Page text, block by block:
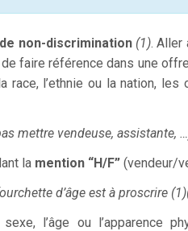
de non-discrimination (1). Aller
faire référence dans une
race, l’ethnie ou la nation,
mettre vendeuse, assistante,
la mention “H/F” (vendeur/
d’âge est à proscrire
l’âge ou l’apparence